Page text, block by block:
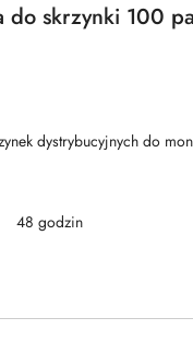
do skrzynki 100
dystrybucyjnych do
48 godzin